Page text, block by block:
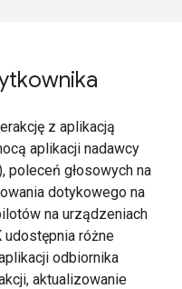
z aplikacją
aplikacji nadawcy
poleceń głosowych na
dotykowego na
na urządzeniach
udostępnia różne
odbiornika
aktualizowanie